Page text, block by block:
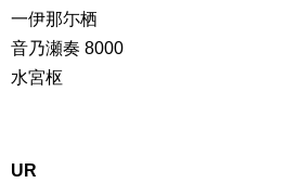
一伊那尓栖
音乃瀬奏 8000
水宮枢
UR